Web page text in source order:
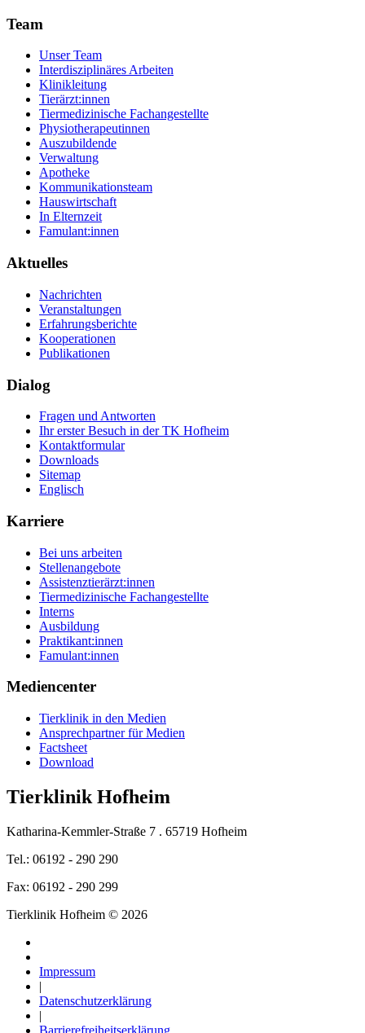
Team
Unser Team
Interdisziplinäres Arbeiten
Klinikleitung
Tierärzt:innen
Tiermedizinische Fachangestellte
Physiotherapeutinnen
Auszubildende
Verwaltung
Apotheke
Kommunikationsteam
Hauswirtschaft
In Elternzeit
Famulant:innen
Aktuelles
Nachrichten
Veranstaltungen
Erfahrungsberichte
Kooperationen
Publikationen
Dialog
Fragen und Antworten
Ihr erster Besuch in der TK Hofheim
Kontaktformular
Downloads
Sitemap
Englisch
Karriere
Bei uns arbeiten
Stellenangebote
Assistenztierärzt:innen
Tiermedizinische Fachangestellte
Interns
Ausbildung
Praktikant:innen
Famulant:innen
Mediencenter
Tierklinik in den Medien
Ansprechpartner für Medien
Factsheet
Download
Tierklinik Hofheim
Katharina-Kemmler-Straße 7 . 65719 Hofheim
Tel.: 06192 - 290 290
Fax: 06192 - 290 299
Tierklinik Hofheim © 2026
Impressum
|
Datenschutzerklärung
|
Barrierefreiheitserklärung